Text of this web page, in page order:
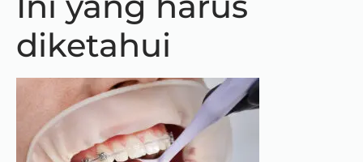
diketahui